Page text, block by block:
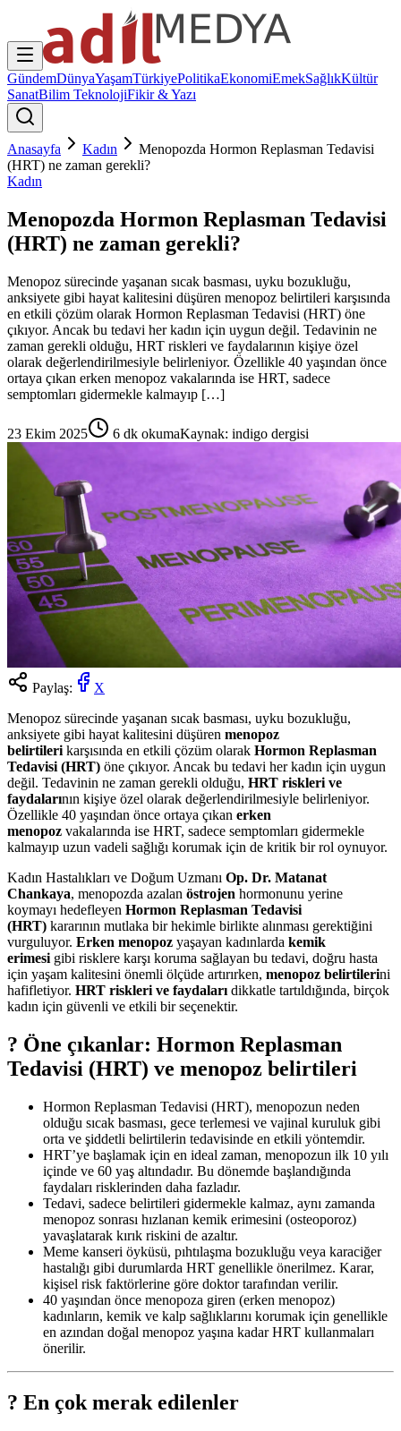
GündemDünyaYaşamTürkiyePolitikaEkonomiEmekSağlıkKültür
SanatBilim TeknolojiFikir & Yazı
Anasayfa Kadın
Menopozda Hormon Replasman Tedavisi
(HRT) ne zaman gerekli?
Kadın
Menopozda Hormon Replasman Tedavisi
(HRT) ne zaman gerekli?
Menopoz sürecinde yaşanan sıcak basması, uyku bozukluğu,
anksiyete gibi hayat kalitesini düşüren menopoz belirtileri karşısında
en etkili çözüm olarak Hormon Replasman Tedavisi (HRT) öne
çıkıyor. Ancak bu tedavi her kadın için uygun değil. Tedavinin ne
zaman gerekli olduğu, HRT riskleri ve faydalarının kişiye özel
olarak değerlendirilmesiyle belirleniyor. Özellikle 40 yaşından önce
ortaya çıkan erken menopoz vakalarında ise HRT, sadece
semptomları gidermekle kalmayıp […]
23 Ekim 2025 6 dk okumaKaynak: indigo dergisi
Paylaş:
X
Menopoz sürecinde yaşanan sıcak basması, uyku bozukluğu,
anksiyete gibi hayat kalitesini düşüren menopoz
belirtileri karşısında en etkili çözüm olarak Hormon Replasman
Tedavisi (HRT) öne çıkıyor. Ancak bu tedavi her kadın için uygun
değil. Tedavinin ne zaman gerekli olduğu, HRT riskleri ve
faydalarının kişiye özel olarak değerlendirilmesiyle belirleniyor.
Özellikle 40 yaşından önce ortaya çıkan erken
menopoz vakalarında ise HRT, sadece semptomları gidermekle
kalmayıp uzun vadeli sağlığı korumak için de kritik bir rol oynuyor.
Kadın Hastalıkları ve Doğum Uzmanı Op. Dr. Matanat
Chankaya, menopozda azalan östrojen hormonunu yerine
koymayı hedefleyen Hormon Replasman Tedavisi
(HRT) kararının mutlaka bir hekimle birlikte alınması gerektiğini
vurguluyor. Erken menopoz yaşayan kadınlarda kemik
erimesi gibi risklere karşı koruma sağlayan bu tedavi, doğru hasta
için yaşam kalitesini önemli ölçüde artırırken, menopoz belirtilerini
hafifletiyor. HRT riskleri ve faydaları dikkatle tartıldığında, birçok
kadın için güvenli ve etkili bir seçenektir.
? Öne çıkanlar: Hormon Replasman
Tedavisi (HRT) ve menopoz belirtileri
Hormon Replasman Tedavisi (HRT), menopozun neden
olduğu sıcak basması, gece terlemesi ve vajinal kuruluk gibi
orta ve şiddetli belirtilerin tedavisinde en etkili yöntemdir.
HRT’ye başlamak için en ideal zaman, menopozun ilk 10 yılı
içinde ve 60 yaş altındadır. Bu dönemde başlandığında
faydaları risklerinden daha fazladır.
Tedavi, sadece belirtileri gidermekle kalmaz, aynı zamanda
menopoz sonrası hızlanan kemik erimesini (osteoporoz)
yavaşlatarak kırık riskini de azaltır.
Meme kanseri öyküsü, pıhtılaşma bozukluğu veya karaciğer
hastalığı gibi durumlarda HRT genellikle önerilmez. Karar,
kişisel risk faktörlerine göre doktor tarafından verilir.
40 yaşından önce menopoza giren (erken menopoz)
kadınların, kemik ve kalp sağlıklarını korumak için genellikle
en azından doğal menopoz yaşına kadar HRT kullanmaları
önerilir.
? En çok merak edilenler